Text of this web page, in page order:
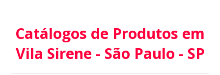
Catálogos de Produtos em
Vila Sirene - São Paulo - SP